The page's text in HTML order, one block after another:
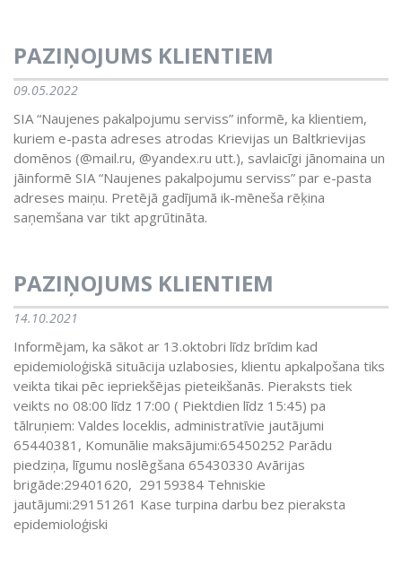
PAZIŅOJUMS KLIENTIEM
09.05.2022
SIA “Naujenes pakalpojumu serviss” informē, ka klientiem,
kuriem e-pasta adreses atrodas Krievijas un Baltkrievijas
domēnos (@mail.ru, @yandex.ru utt.), savlaicīgi jānomaina un
jāinformē SIA “Naujenes pakalpojumu serviss” par e-pasta
adreses maiņu. Pretējā gadījumā ik-mēneša rēķina
saņemšana var tikt apgrūtināta.
PAZIŅOJUMS KLIENTIEM
14.10.2021
Informējam, ka sākot ar 13.oktobri līdz brīdim kad
epidemioloģiskā situācija uzlabosies, klientu apkalpošana tiks
veikta tikai pēc iepriekšējas pieteikšanās. Pieraksts tiek
veikts no 08:00 līdz 17:00 ( Piektdien līdz 15:45) pa
tālruņiem: Valdes loceklis, administratīvie jautājumi
65440381, Komunālie maksājumi:65450252 Parādu
piedziņa, līgumu noslēgšana 65430330 Avārijas
brigāde:29401620, 29159384 Tehniskie
jautājumi:29151261 Kase turpina darbu bez pieraksta
epidemioloģiski